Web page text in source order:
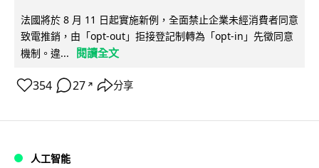
法國將於 8 月 11 日起實施新例，全面禁止企業未經消費者同意
致電推銷，由「opt-out」拒接登記制轉為「opt-in」先徵同意
機制。違...
閱讀全文
354 27 ↗ 分享
人工智能